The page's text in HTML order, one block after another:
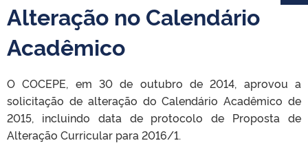
PORTARIAS
Alteração no Calendário
Acadêmico
O COCEPE, em 30 de outubro de 2014, aprovou a
solicitação de alteração do Calendário Acadêmico de
2015, incluindo data de protocolo de Proposta de
Alteração Curricular para 2016/1.